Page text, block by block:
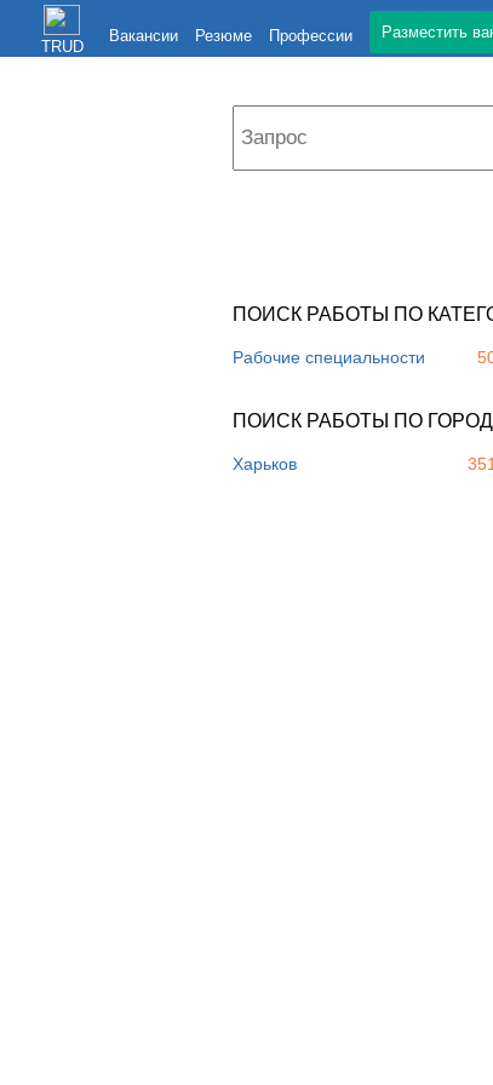
TRUD
Вакансии Резюме Профессии Разместить
ПОИСК РАБОТЫ ПО
Рабочие специальности
ПОИСК РАБОТЫ ПО
Харьков